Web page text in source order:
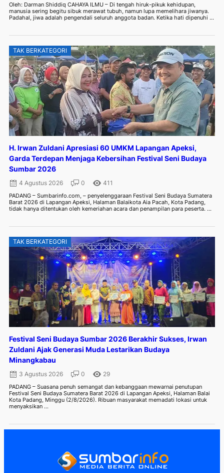
Oleh: Darman Shiddiq CAHAYA ILMU – Di tengah hiruk-pikuk kehidupan,
manusia sering begitu sibuk merawat tubuh, namun lupa memelihara jiwanya.
Padahal, jiwa adalah pengendali seluruh anggota badan. Ketika hati dipenuhi ...
TAK BERKATEGORI
H. Irwan Zuldani Apresiasi 60 UMKM Lapangan Apeksi,
Garda Terdepan Menjaga Kebersihan Festival Seni Budaya
Sumbar 2026
4 Agustus 2026 0 411
PADANG – Sumbarinfo.com, – penyelenggaraan Festival Seni Budaya Sumatera
Barat 2026 di Lapangan Apeksi, Halaman Balaikota Aia Pacah, Kota Padang,
tidak hanya ditentukan oleh kemeriahan acara dan penampilan para peserta. ...
TAK BERKATEGORI
Festival Seni Budaya Sumbar 2026 Berakhir Sukses, Irwan
Zuldani Ajak Generasi Muda Lestarikan Budaya
Minangkabau
3 Agustus 2026 0 29
PADANG – Suasana penuh semangat dan kebanggaan mewarnai penutupan
Festival Seni Budaya Sumatera Barat 2026 di Lapangan Apeksi, Halaman Balai
Kota Padang, Minggu (2/8/2026). Ribuan masyarakat memadati lokasi untuk
menyaksikan ...